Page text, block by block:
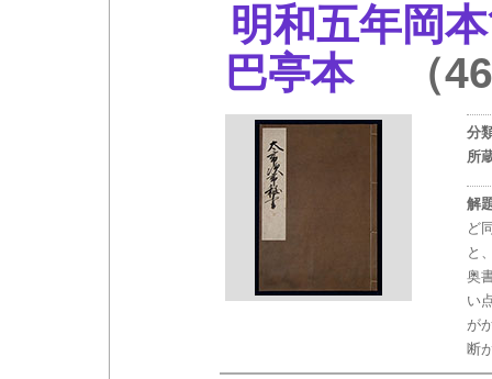
明和五年岡
巴亭本
（
分
所
解
ど
と
奥
い
が
断